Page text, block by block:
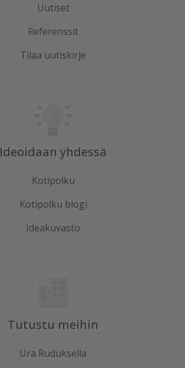
Uutiset
Referenssit
Tilaa uutiskirje
Ideoidaan yhdessä
Kotipolku
Kotipolku blogi
Ideakuvasto
Tutustu meihin
Ura Ruduksella